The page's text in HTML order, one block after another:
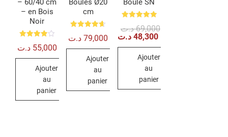
– 60/40 cm
– en Bois
Noir
4.0055,000 د.ت
Ajouter
au
panier
Boules Ø20
cm
4.67
79,000 د.ت
Ajouter
au
panier
Boule SN
5.00
sur 5
69,000 د.ت
Le
était :
48,300 د.ت
Le
est :
Ajouter
au
panier